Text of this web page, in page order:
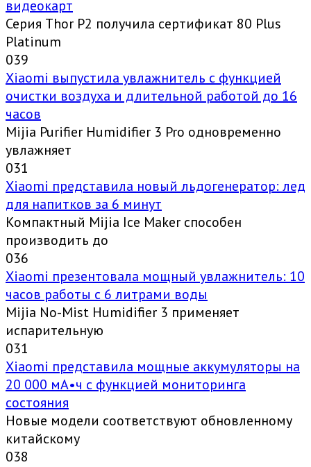
видеокарт
Серия Thor P2 получила сертификат 80 Plus
Platinum
039
Xiaomi выпустила увлажнитель с функцией
очистки воздуха и длительной работой до 16
часов
Mijia Purifier Humidifier 3 Pro одновременно
увлажняет
031
Xiaomi представила новый льдогенератор: лед
для напитков за 6 минут
Компактный Mijia Ice Maker способен
производить до
036
Xiaomi презентовала мощный увлажнитель: 10
часов работы с 6 литрами воды
Mijia No-Mist Humidifier 3 применяет
испарительную
031
Xiaomi представила мощные аккумуляторы на
20 000 мА•ч с функцией мониторинга
состояния
Новые модели соответствуют обновленному
китайскому
038